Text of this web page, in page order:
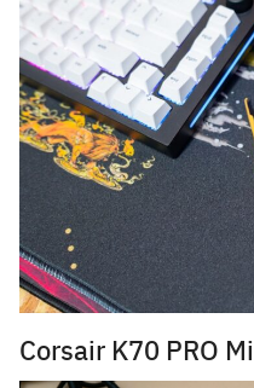
Search
for:
Corsair K70 PRO